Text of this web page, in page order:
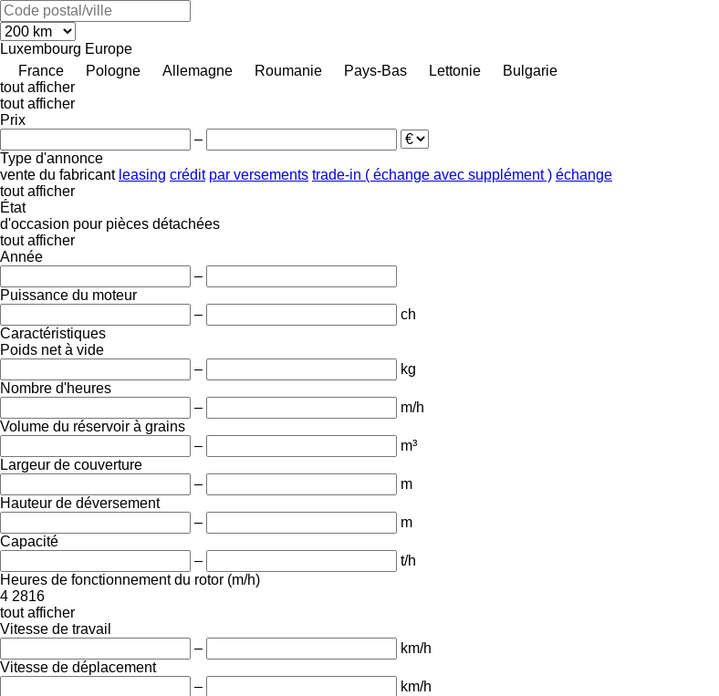
Luxembourg Europe
France
Pologne Allemagne Roumanie Pays-Bas Lettonie
Bulgarie
tout afficher
tout afficher
Prix
–
Type d'annonce
vente du fabricant leasing crédit par versements trade-in ( échange avec supplément ) échange
tout afficher
État
d'occasion pour pièces détachées
tout afficher
Année
–
Puissance du moteur
–
ch
Caractéristiques
Poids net à vide
–
kg
Nombre d'heures
–
m/h
Volume du réservoir à grains
–
m³
Largeur de couverture
–
m
Hauteur de déversement
–
m
Capacité
–
t/h
Heures de fonctionnement du rotor (m/h)
4 2816
tout afficher
Vitesse de travail
–
km/h
Vitesse de déplacement
–
km/h